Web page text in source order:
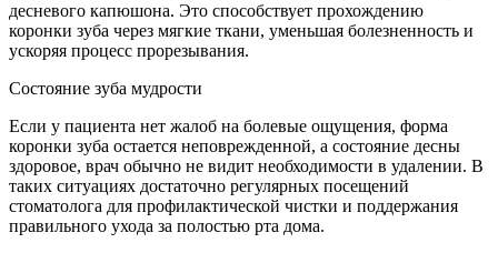
десневого капюшона. Это способствует прохождению
коронки зуба через мягкие ткани, уменьшая болезненность и
ускоряя процесс прорезывания.
Состояние зуба мудрости
Если у пациента нет жалоб на болевые ощущения, форма
коронки зуба остается неповрежденной, а состояние десны
здоровое, врач обычно не видит необходимости в удалении. В
таких ситуациях достаточно регулярных посещений
стоматолога для профилактической чистки и поддержания
правильного ухода за полостью рта дома.